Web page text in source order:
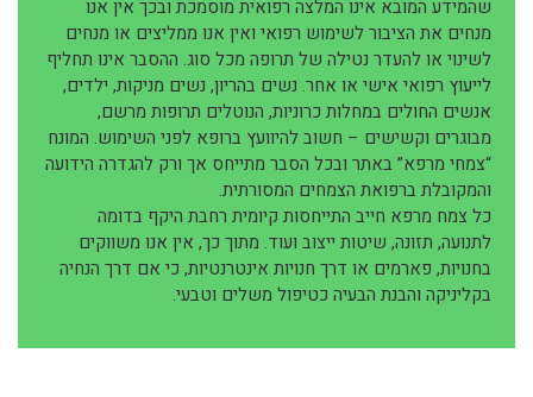
שהמידע המובא אינו המלצה רפואית מוסמכת ובכך אין אנו
מנחים את הציבור לשימוש רפואי ואין אנו ממליצים או מנחים
לשינוי או להעדר נטילה של תרופה מכל סוג. ההסבר אינו תחליף
לייעוץ רפואי אישי או אחר. נשים בהריון, נשים מניקות, ילדים,
אנשים החולים במחלות כרוניות, הנוטלים תרופות מרשם,
מבוגרים וקשישים – חשוב להיוועץ ברופא לפני השימוש. המונח
“צמחי מרפא” באתר ובכל הסבר מתייחס אך ורק להגדרה הידועה
והמקובלת ברפואת הצמחים המסורתית.
כל צמח מרפא חייב התייחסות קיומית רחבת היקף בדומה
לתנועה, תזונה, שיטות ייצוב ועוד. מתוך כך, אין אנו משווקים
בחנויות, פארמים או דרך חנויות אינטרנטיות, כי אם דרך הנחיה
בקליניקה והבנת הבעיה כטיפול משלים וטבעי.